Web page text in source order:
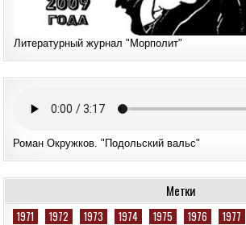
Литературный журнал "Морполит"
Роман Окружков. "Подольский вальс"
Метки
1971 1972 1973 1974 1975 1976 1977